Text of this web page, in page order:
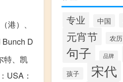
港）、
D
特、凯
USA：
专业 中国
元宵节 农历
句子 品牌
孩子 宋代